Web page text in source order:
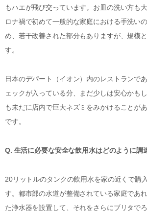
もハエが飛び交っています。お皿の洗い方も
ロナ禍で初めて一般的な家庭における手洗い
め、若干改善された部分もありますが、規模
す。
日本のデパート（イオン）内のレストランで
ェックが入っている分、まだ少しは安心かも
も未だに店内で巨大ネズミをみかけることが
です。
Q. 生活に必要な安全な飲用水はどのように調
20リットルのタンクの飲用水を家の近くで購
す。都市部の水道が整備されている家庭であ
た浄水器を設置して、それをさらにブリタで